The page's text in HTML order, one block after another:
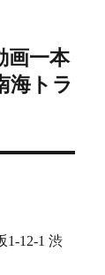
画一本
海トラ
1-12-1 渋